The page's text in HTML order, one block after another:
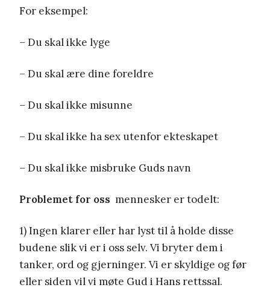
For eksempel:
– Du skal ikke lyge
– Du skal ære dine foreldre
– Du skal ikke misunne
– Du skal ikke ha sex utenfor ekteskapet
– Du skal ikke misbruke Guds navn
Problemet for oss mennesker er todelt:
1) Ingen klarer eller har lyst til å holde disse
budene slik vi er i oss selv. Vi bryter dem i
tanker, ord og gjerninger. Vi er skyldige og før
eller siden vil vi møte Gud i Hans rettssal.